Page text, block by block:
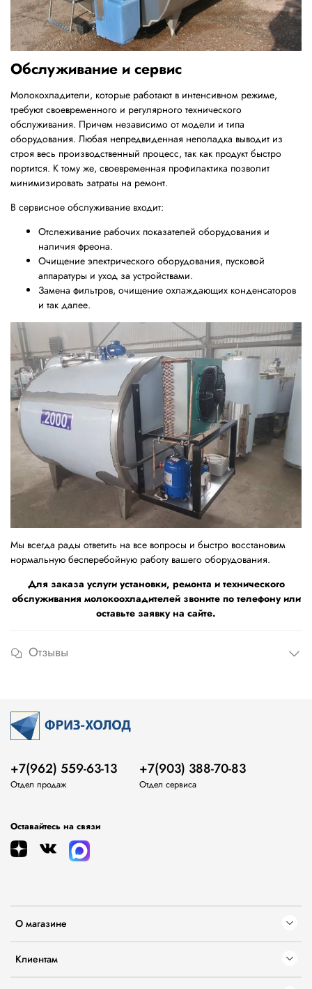
Обслуживание и сервис
Молокохладители, которые работают в интенсивном режиме,
требуют своевременного и регулярного технического
обслуживания. Причем независимо от модели и типа
оборудования. Любая непредвиденная неполадка выводит из
строя весь производственный процесс, так как продукт быстро
портится. К тому же, своевременная профилактика позволит
минимизировать затраты на ремонт.
В сервисное обслуживание входит:
Отслеживание рабочих показателей оборудования и
наличия фреона.
Очищение электрического оборудования, пусковой
аппаратуры и уход за устройствами.
Замена фильтров, очищение охлаждающих конденсаторов
и так далее.
Мы всегда рады ответить на все вопросы и быстро восстановим
нормальную бесперебойную работу вашего оборудования.
Для заказа услуги установки, ремонта и технического
обслуживания молокоохладителей звоните по телефону или
оставьте заявку на сайте.
Отзывы
О магазине
Клиентам
+7(962) 559-63-13
Отдел продаж
+7(903) 388-70-83
Отдел сервиса
Оставайтесь на связи